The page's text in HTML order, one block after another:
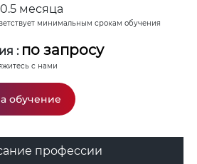
0.5 месяца
минимальным срокам обучения
: по запросу
с нами
обучение
профессии